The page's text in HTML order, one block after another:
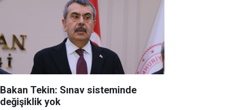
Bakan Tekin: Sınav sisteminde
değişiklik yok